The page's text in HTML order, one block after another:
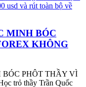
MINH BÓC
KHÔNG
PHÔT THẦY VÌ
trỏ thầy Trần Quốc